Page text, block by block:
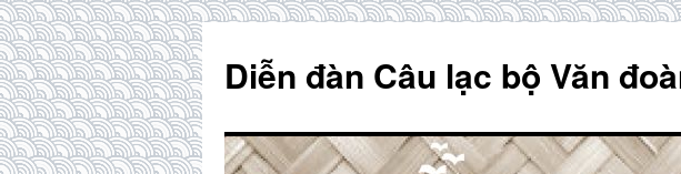
content
Diễn đàn Câu lạc bộ Văn